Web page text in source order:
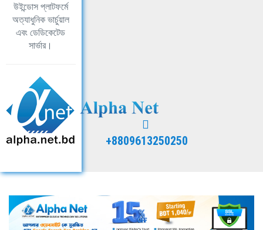
উইন্ডোস প্লাটফর্মে
অত্যাধুনিক ভার্চুয়াল
এবং ডেডিকেটেড
সার্ভার।
+8809613250250